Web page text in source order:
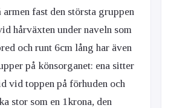
armen fast den största gruppen
hårväxten under naveln som
och runt 6cm lång har även
på könsorganet: ena sitter
vid toppen på förhuden och
stor som en 1krona, den